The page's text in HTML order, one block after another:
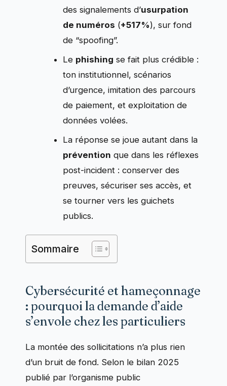
des signalements d’usurpation
de numéros (+517%), sur fond
de “spoofing”.
Le phishing se fait plus crédible :
ton institutionnel, scénarios
d’urgence, imitation des parcours
de paiement, et exploitation de
données volées.
La réponse se joue autant dans la
prévention que dans les réflexes
post-incident : conserver des
preuves, sécuriser ses accès, et
se tourner vers les guichets
publics.
Sommaire
Cybersécurité et hameçonnage
: pourquoi la demande d’aide
s’envole chez les particuliers
La montée des sollicitations n’a plus rien
d’un bruit de fond. Selon le bilan 2025
publié par l’organisme public